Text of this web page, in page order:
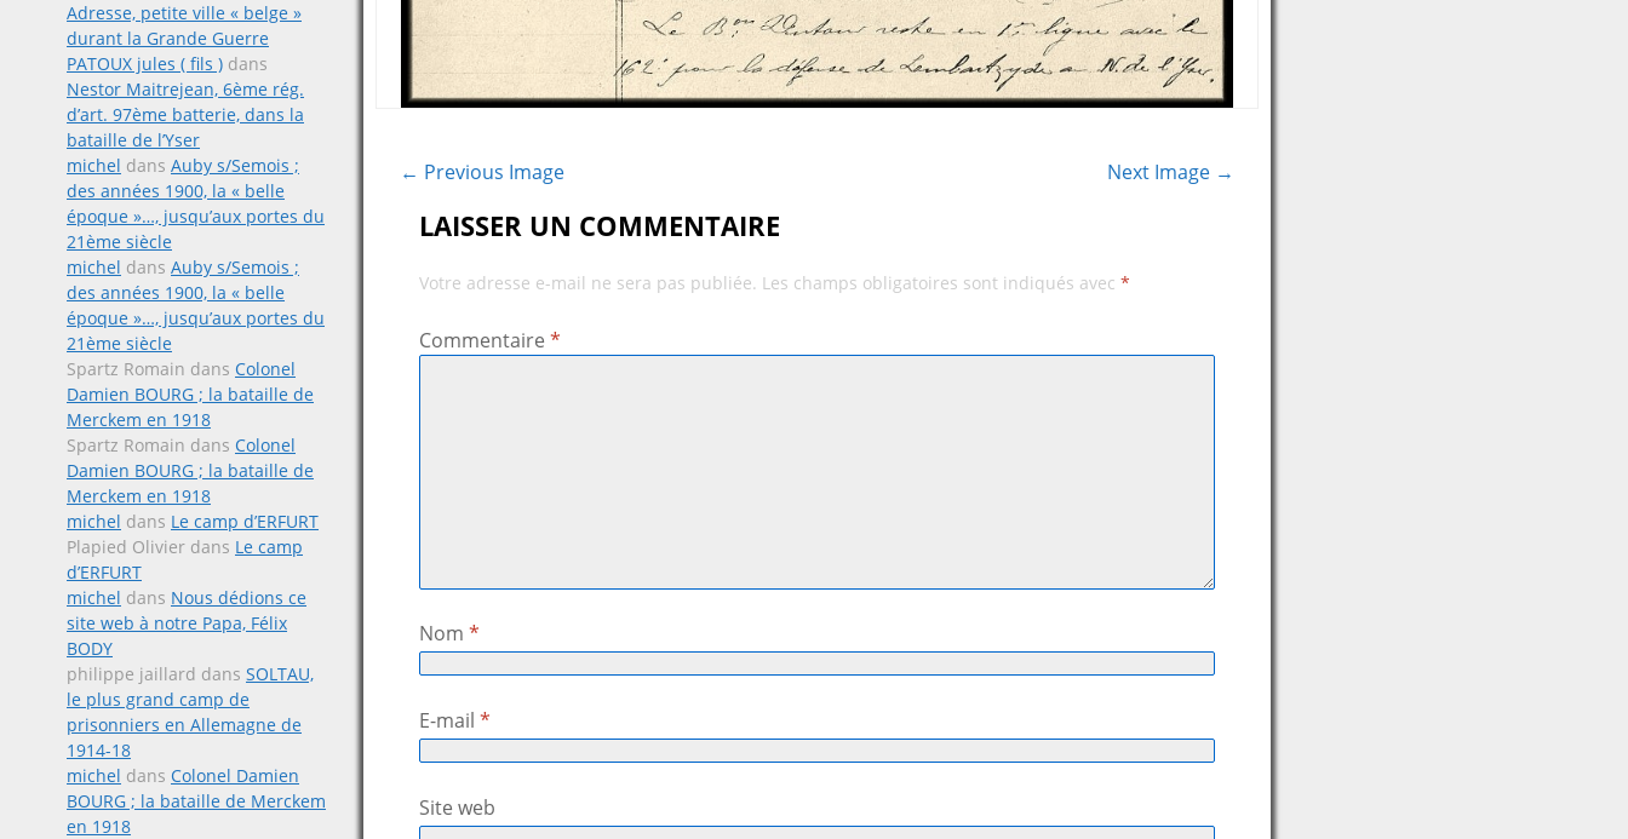
Adresse, petite ville « belge »
durant la Grande Guerre
PATOUX jules ( fils ) dans
Nestor Maitrejean, 6ème rég.
d’art. 97ème batterie, dans la
bataille de l’Yser
michel dans Auby s/Semois ;
des années 1900, la « belle
époque »…, jusqu’aux portes du
21ème siècle
michel dans Auby s/Semois ;
des années 1900, la « belle
époque »…, jusqu’aux portes du
21ème siècle
Spartz Romain dans Colonel
Damien BOURG ; la bataille de
Merckem en 1918
Spartz Romain dans Colonel
Damien BOURG ; la bataille de
Merckem en 1918
michel dans Le camp d’ERFURT
Plapied Olivier dans Le camp
d’ERFURT
michel dans Nous dédions ce
site web à notre Papa, Félix
BODY
philippe jaillard dans SOLTAU,
le plus grand camp de
prisonniers en Allemagne de
1914-18
michel dans Colonel Damien
BOURG ; la bataille de Merckem
en 1918
← Previous Image Next Image →
LAISSER UN COMMENTAIRE
Votre adresse e-mail ne sera pas publiée. Les champs obligatoires sont indiqués avec*
Commentaire*
Nom*
E-mail*
Site web